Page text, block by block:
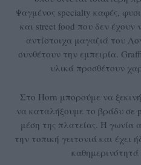
Ψαγμένος specialty καφές,
και street food που δεν
αντίστοιχα μαγαζιά του
συνθέτουν την εμπειρία.
υλικά προσθέτουν
Στο Horn μπορούμε να
να καταλήξουμε το βράδυ σε
μέση της πλατείας. Η γωνία
την τοπική γειτονιά και έχει